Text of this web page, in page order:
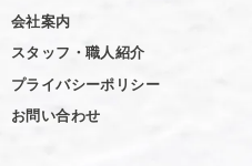
会社案内
スタッフ・職人紹介
プライバシーポリシー
お問い合わせ